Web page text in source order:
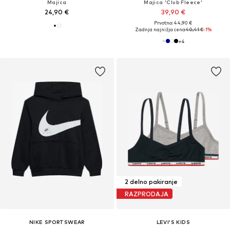
Majica
24,90 €
Majica 'Club Fleece'
39,90 €
Prvotno: 44,90 €
Zadnja najnižja cena40,41 €-1%
+4
NIKE SPORTSWEAR
2 delno pakiranje
RAZPRODAJA
LEVI'S KIDS